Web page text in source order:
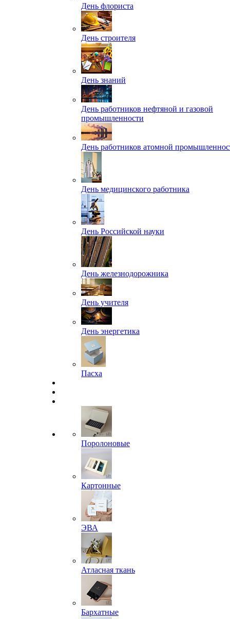
День флориста
День строителя
День знаний
День работников нефтяной и газовой
промышленности
День работников атомной
День медицинского работника
День Российской науки
День железнодорожника
День учителя
День энергетика
Пасха
Поролоновые
Картонные
ЭВА
Атласная ткань
Бархатные